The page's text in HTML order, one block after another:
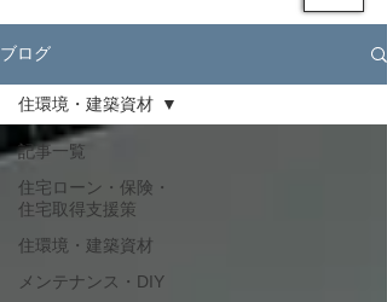
ブログ
記事一覧
住宅ローン・保険・
住宅取得支援策
住環境・建築資材
メンテナンス・DIY
住環境・建築資材